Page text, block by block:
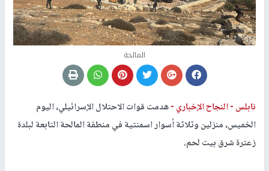
المالحة
نابلس -النجاح الإخباري -هدمت قوات الاحتلال الإسرائيلي، اليوم
الخميس، منزلين وثلاثة أسوار اسمنتية في منطقة المالحة التابعة لبلدة
زعترة شرق بيت لحم.